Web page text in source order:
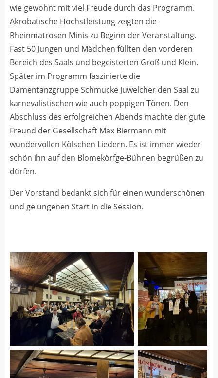
wie gewohnt mit viel Freude durch das Programm.
Akrobatische Höchstleistung zeigten die
Rheinmatrosen Minis zu Beginn der Veranstaltung.
Fast 50 Jungen und Mädchen füllten den vorderen
Bereich des Saals und begeisterten Groß und Klein.
Später im Programm faszinierte die
Damentanzgruppe Schmucke Juwelcher den Saal zu
karnevalistischen wie auch poppigen Tönen. Den
Abschluss des erfolgreichen Abends machte der gute
Freund der Gesellschaft Max Biermann mit
wundervollen Kölschen Liedern. Es ist immer wieder
schön ihn auf den Blomekörfge-Bühnen begrüßen zu
dürfen.
Der Vorstand bedankt sich für einen wunderschönen
und gelungenen Start in die Session.